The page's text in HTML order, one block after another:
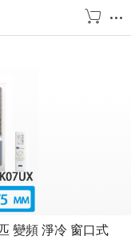
變頻 淨冷 窗口式